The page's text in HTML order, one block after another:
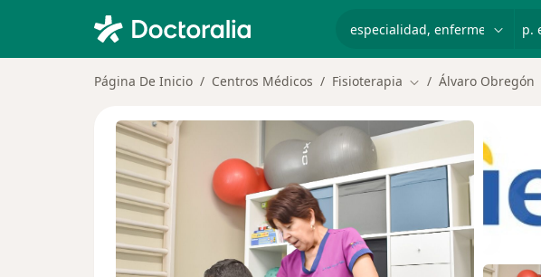
Página De Inicio Centros Médicos Fisioterapia Cambiar de ciudad
Álvaro Obregón